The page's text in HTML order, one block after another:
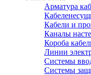
Арматура
Кабели и
Каналы
Короба
Линии
Системы
Системы